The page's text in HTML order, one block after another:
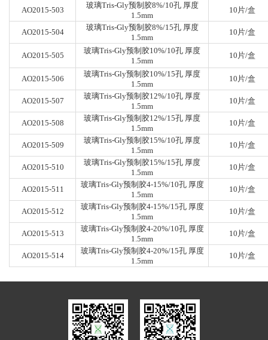
AO2015-503
玻璃Tris-Gly预制胶8%/10孔 厚度
1.5mm
10片/盒
AO2015-504
玻璃Tris-Gly预制胶8%/15孔 厚度
1.5mm
10片/盒
AO2015-505
玻璃Tris-Gly预制胶10%/10孔 厚度
1.5mm
10片/盒
AO2015-506
玻璃Tris-Gly预制胶10%/15孔 厚度
1.5mm
10片/盒
AO2015-507
玻璃Tris-Gly预制胶12%/10孔 厚度
1.5mm
10片/盒
AO2015-508
玻璃Tris-Gly预制胶12%/15孔 厚度
1.5mm
10片/盒
AO2015-509
玻璃Tris-Gly预制胶15%/10孔 厚度
1.5mm
10片/盒
AO2015-510
玻璃Tris-Gly预制胶15%/15孔 厚度
1.5mm
10片/盒
AO2015-511
玻璃Tris-Gly预制胶4-15%/10孔 厚度
1.5mm
10片/盒
AO2015-512
玻璃Tris-Gly预制胶4-15%/15孔 厚度
1.5mm
10片/盒
AO2015-513
玻璃Tris-Gly预制胶4-20%/10孔 厚度
1.5mm
10片/盒
AO2015-514
玻璃Tris-Gly预制胶4-20%/15孔 厚度
1.5mm
10片/盒